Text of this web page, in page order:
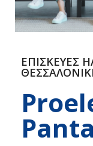
ΕΠΙΣΚΕΥΕΣ